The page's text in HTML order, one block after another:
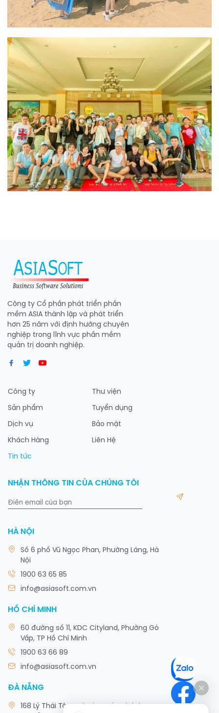
Công ty Cổ phần phát triển phần
mềm ASIA thành lập và phát triển
hơn 25 năm với định hướng chuyên
nghiệp trong lĩnh vực phần mềm
quản trị doanh nghiệp.
Công ty
Sản phẩm
Dịch vụ
Khách Hàng
Tin tức
Thư viện
Tuyển dụng
Bảo mật
Liên Hệ
NHẬN THÔNG TIN CỦA CHÚNG TÔI
HÀ NỘI
Số 6 phố Vũ Ngọc Phan, Phường Láng, Hà
Nội
1900 63 65 85
info@asiasoft.com.vn
HỒ CHÍ MINH
60 đường số 11, KDC Cityland, Phường Gò
Vấp, TP Hồ Chí Minh
1900 63 66 89
info@asiasoft.com.vn
ĐÀ NẴNG
168 Lý Thái Tông, Phường Hòa Khánh, TP